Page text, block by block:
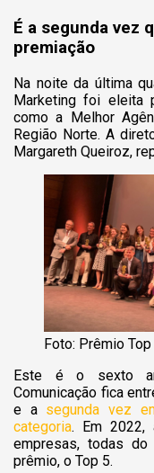
É a segunda vez
premiação
Na noite da última
Marketing foi eleita
como a Melhor
Região Norte. A
Margareth Queiroz,
Foto: Prêmio
Este é o sexto
Comunicação fica
e a segunda vez
categoria. Em 2022,
empresas, todas
prêmio, o Top 5.